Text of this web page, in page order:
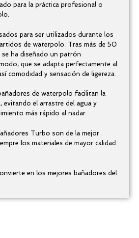
para la práctica profesional o
para ser utilizados durante los
de waterpolo. Tras más de 50
se ha diseñado un patrón
que se adapta perfectamente al
comodidad y sensación de ligereza.
de waterpolo facilitan la
evitando el arrastre del agua y
más rápido al nadar.
Turbo son de la mejor
los materiales de mayor calidad
en los mejores bañadores del